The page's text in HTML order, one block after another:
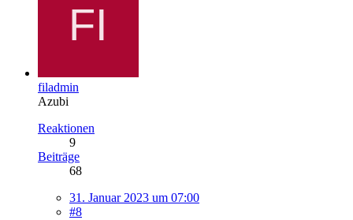
filadmin
Azubi
Reaktionen
9
Beiträge
68
31. Januar 2023 um 07:00
#8